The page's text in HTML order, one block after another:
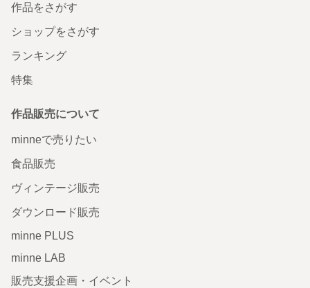
作品をさがす
ショップをさがす
ランキング
特集
作品販売について
minneで売りたい
食品販売
ヴィンテージ販売
ダウンロード販売
minne PLUS
minne LAB
販売支援企画・イベント